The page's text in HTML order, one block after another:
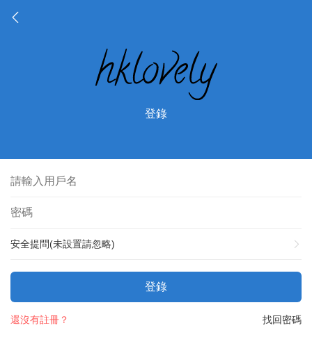
登錄
安全提問(未設置請忽略)
登錄
找回密碼
還沒有註冊？